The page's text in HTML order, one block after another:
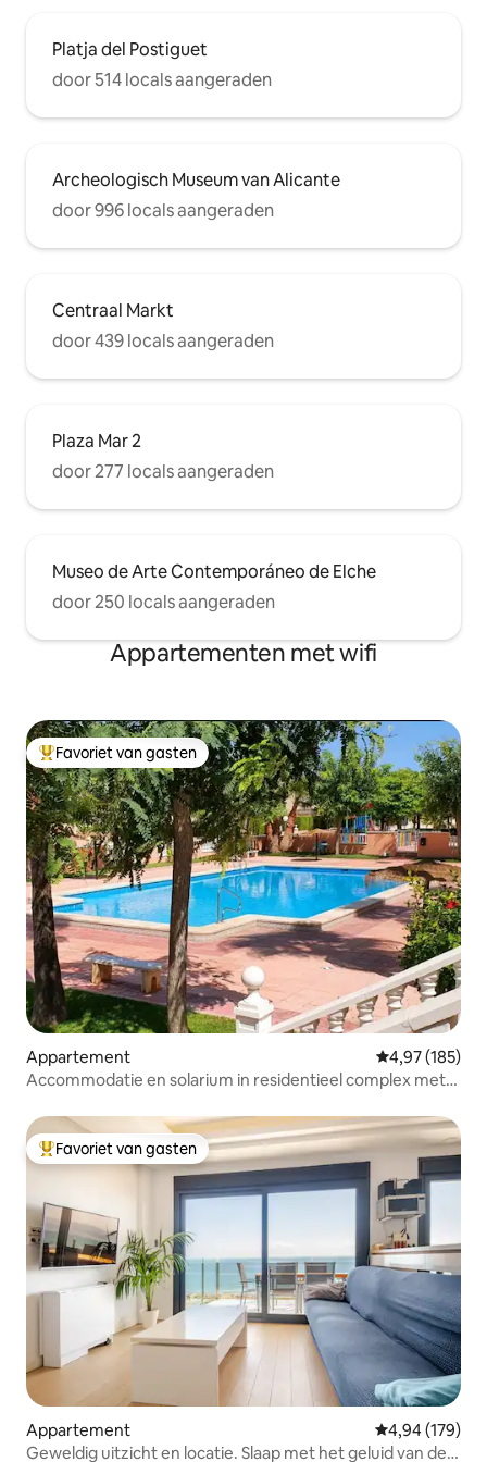
Platja del Postiguet
door 514 locals aangeraden
Archeologisch Museum van Alicante
door 996 locals aangeraden
Centraal Markt
door 439 locals aangeraden
Plaza Mar 2
door 277 locals aangeraden
Museo de Arte Contemporáneo de Elche
door 250 locals aangeraden
Appartementen met wifi
Topfavoriet van gasten
Favoriet van gasten
Appartement Gemiddelde
4,97 (185)
Accommodatie en solarium in residentieel complex met
Topfavoriet van gasten
Favoriet van gasten
Appartement Gemiddelde
4,94 (179)
Geweldig uitzicht en locatie. Slaap met het geluid van de